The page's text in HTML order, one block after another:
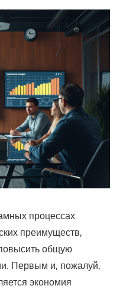
процессах
преимуществ,
общую
Первым и, пожалуй,
экономия